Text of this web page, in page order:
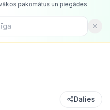
pakomātus un piegādes
Dalies